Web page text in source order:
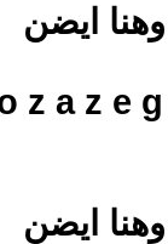
وهنا ايضن
z a z e
وهنا ايضن